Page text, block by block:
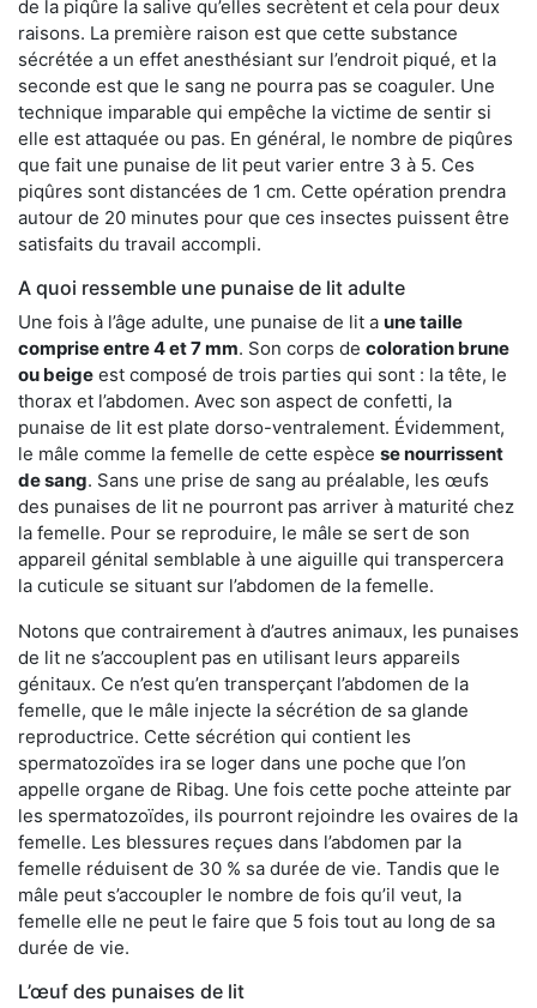
de la piqûre la salive qu’elles secrètent et cela pour deux
raisons. La première raison est que cette substance
sécrétée a un effet anesthésiant sur l’endroit piqué, et la
seconde est que le sang ne pourra pas se coaguler. Une
technique imparable qui empêche la victime de sentir si
elle est attaquée ou pas. En général, le nombre de piqûres
que fait une punaise de lit peut varier entre 3 à 5. Ces
piqûres sont distancées de 1 cm. Cette opération prendra
autour de 20 minutes pour que ces insectes puissent être
satisfaits du travail accompli.
A quoi ressemble une punaise de lit adulte
Une fois à l’âge adulte, une punaise de lit a une taille
comprise entre 4 et 7 mm. Son corps de coloration brune
ou beige est composé de trois parties qui sont : la tête, le
thorax et l’abdomen. Avec son aspect de confetti, la
punaise de lit est plate dorso-ventralement. Évidemment,
le mâle comme la femelle de cette espèce se nourrissent
de sang. Sans une prise de sang au préalable, les œufs
des punaises de lit ne pourront pas arriver à maturité chez
la femelle. Pour se reproduire, le mâle se sert de son
appareil génital semblable à une aiguille qui transpercera
la cuticule se situant sur l’abdomen de la femelle.
Notons que contrairement à d’autres animaux, les punaises
de lit ne s’accouplent pas en utilisant leurs appareils
génitaux. Ce n’est qu’en transperçant l’abdomen de la
femelle, que le mâle injecte la sécrétion de sa glande
reproductrice. Cette sécrétion qui contient les
spermatozoïdes ira se loger dans une poche que l’on
appelle organe de Ribag. Une fois cette poche atteinte par
les spermatozoïdes, ils pourront rejoindre les ovaires de la
femelle. Les blessures reçues dans l’abdomen par la
femelle réduisent de 30 % sa durée de vie. Tandis que le
mâle peut s’accoupler le nombre de fois qu’il veut, la
femelle elle ne peut le faire que 5 fois tout au long de sa
durée de vie.
L’œuf des punaises de lit